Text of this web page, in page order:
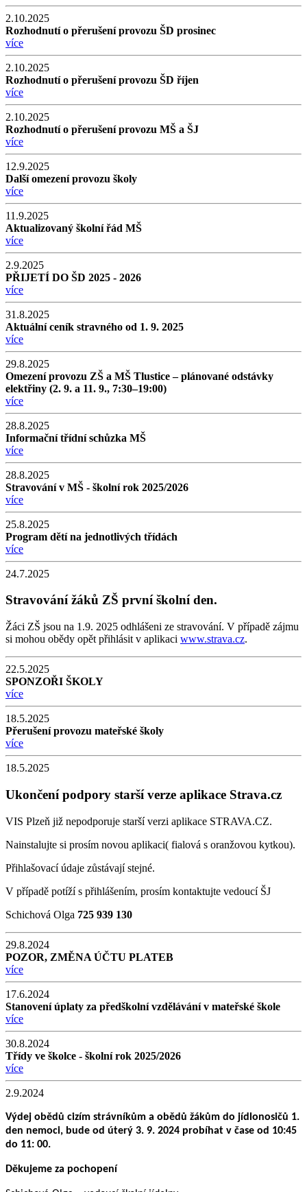
2.10.2025
Rozhodnutí o přerušení provozu ŠD prosinec
více
2.10.2025
Rozhodnutí o přerušení provozu ŠD říjen
více
2.10.2025
Rozhodnutí o přerušení provozu MŠ a ŠJ
více
12.9.2025
Další omezení provozu školy
více
11.9.2025
Aktualizovaný školní řád MŠ
více
2.9.2025
PŘIJETÍ DO ŠD 2025 - 2026
více
31.8.2025
Aktuální ceník stravného od 1. 9. 2025
více
29.8.2025
Omezení provozu ZŠ a MŠ Tlustice – plánované odstávky
elektřiny (2. 9. a 11. 9., 7:30–19:00)
více
28.8.2025
Informační třídní schůzka MŠ
více
28.8.2025
Stravování v MŠ - školní rok 2025/2026
více
25.8.2025
Program dětí na jednotlivých třídách
více
24.7.2025
Stravování žáků ZŠ první školní den.
Žáci ZŠ jsou na 1.9. 2025 odhlášeni ze stravování. V případě zájmu
si mohou obědy opět přihlásit v aplikaci www.strava.cz.
22.5.2025
SPONZOŘI ŠKOLY
více
18.5.2025
Přerušení provozu mateřské školy
více
18.5.2025
Ukončení podpory starší verze aplikace Strava.cz
VIS Plzeň již nepodporuje starší verzi aplikace STRAVA.CZ.
Nainstalujte si prosím novou aplikaci( fialová s oranžovou kytkou).
Přihlašovací údaje zůstávají stejné.
V případě potíží s přihlášením, prosím kontaktujte vedoucí ŠJ
Schichová Olga 725 939 130
29.8.2024
POZOR, ZMĚNA ÚČTU PLATEB
více
17.6.2024
Stanovení úplaty za předškolní vzdělávání v mateřské škole
více
30.8.2024
Třídy ve školce - školní rok 2025/2026
více
2.9.2024
Výdej obědů cizím strávníkům a obědů žákům do jídlonosičů 1.
den nemoci, bude od úterý 3. 9. 2024 probíhat v čase od 10:45
do 11: 00.
Děkujeme za pochopení